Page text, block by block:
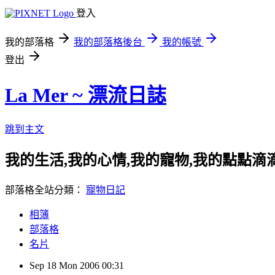
登入
我的部落格 我的部落格後台
我的帳號
登出
La Mer ~ 漂流日誌
跳到主文
我的生活,我的心情,我的寵物,我的點點滴
部落格全站分類： 寵物日記
相簿
部落格
名片
Sep 18 Mon 2006 00:31